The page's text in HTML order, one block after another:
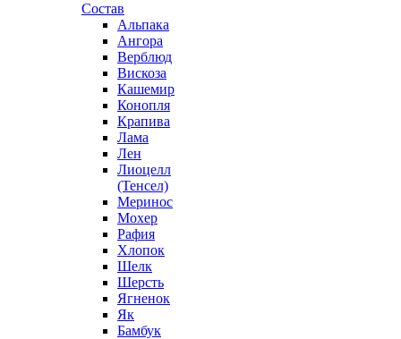
Состав
Альпака
Ангора
Верблюд
Вискоза
Кашемир
Конопля
Крапива
Лама
Лен
Лиоцелл
(Тенсел)
Меринос
Мохер
Рафия
Хлопок
Шелк
Шерсть
Ягненок
Як
Бамбук